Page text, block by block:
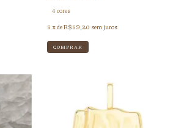
4 cores
5 x deR$59,20 sem juros
COMPRAR